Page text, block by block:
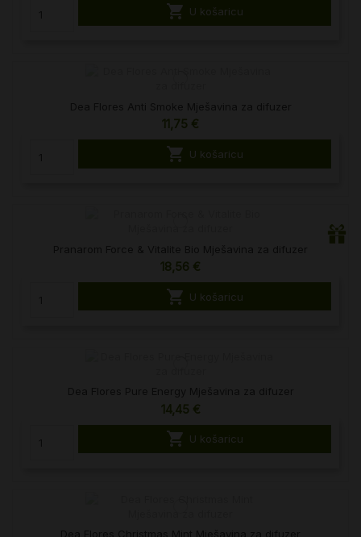
 U košaricu
11,75 €
 U košaricu
18,56 €
 U košaricu
14,45 €
 U košaricu